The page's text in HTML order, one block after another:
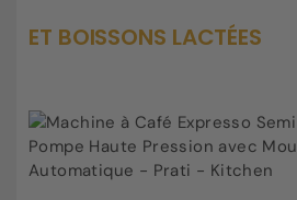
ET BOISSONS LACTÉES